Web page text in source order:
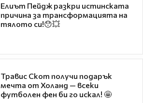
Елиът Пейдж разкри истинската
причина за трансформацията на
тялото си!😯💥
Травис Скот получи подарък
мечта от Холанд — всеки
футболен фен би го искал! 🤩